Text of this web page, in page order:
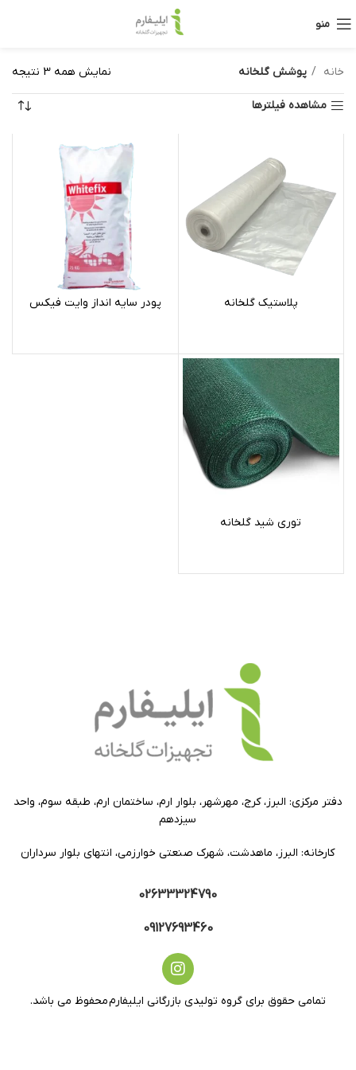
منو
خانه پوشش گلخانه نمایش همه 3 نتیجه
مشاهده فیلترها
پلاستیک گلخانه پودر سایه انداز وایت فیکس
توری شید گلخانه
دفتر مرکزی: البرز، کرج، مهرشهر، بلوار ارم، ساختمان ارم، طبقه سوم، واحد
سیزدهم
کارخانه: البرز، ماهدشت، شهرک صنعتی خوارزمی، انتهای بلوار سرداران
02633324790
09127693460
تمامی حقوق برای گروه تولیدی بازرگانی ایلیفارم محفوظ می باشد.